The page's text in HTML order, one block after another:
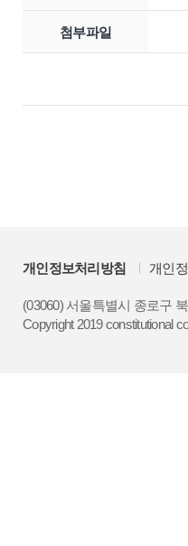
첨부파일
개인정보처리방침 개인
(03060) 서울특별시 종로구
Copyright 2019 constitutional